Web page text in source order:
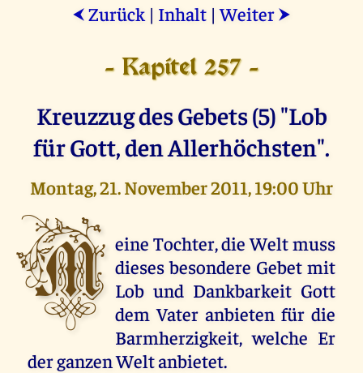
⮜ Zurück | Inhalt |Weiter ⮞
- Kapitel 257 -
Kreuzzug des Gebets (5) "Lob
für Gott, den Allerhöchsten".
Montag, 21. November 2011, 19:00 Uhr
M eine Tochter, die Welt muss
dieses besondere Gebet mit
Lob und Dankbarkeit Gott
dem Vater anbieten für die
Barmherzigkeit, welche Er
der ganzen Welt anbietet.